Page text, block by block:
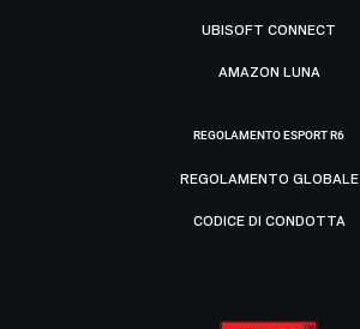
UBISOFT CONNECT
AMAZON LUNA
REGOLAMENTO ESPORT R6
REGOLAMENTO GLOBALE
CODICE DI CONDOTTA